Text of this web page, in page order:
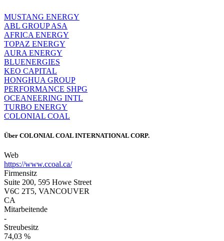
MUSTANG ENERGY
ABL GROUP ASA
AFRICA ENERGY
TOPAZ ENERGY
AURA ENERGY
BLUENERGIES
KEO CAPITAL
HONGHUA GROUP
PERFORMANCE SHPG
OCEANEERING INTL
TURBO ENERGY
COLONIAL COAL
Über COLONIAL COAL INTERNATIONAL CORP.
Web
https://www.ccoal.ca/
Firmensitz
Suite 200, 595 Howe Street
V6C 2T5, VANCOUVER
CA
Mitarbeitende
-
Streubesitz
74,03 %